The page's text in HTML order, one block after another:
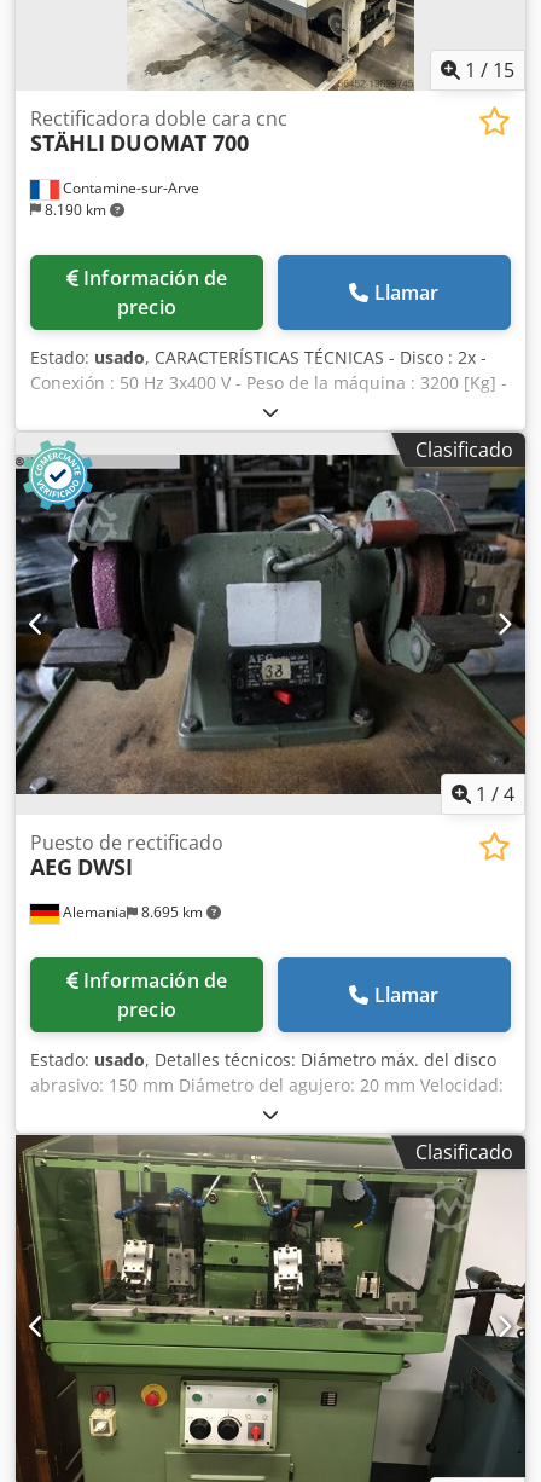
1 / 15
Contamine-sur-Arve
8.190 km
Rectificadora doble cara cnc
STÄHLI DUOMAT 700
Información de
precio
Llamar
Estado: usado, CARACTERÍSTICAS TÉCNICAS - Disco : 2x -
Conexión : 50 Hz 3x400 V - Peso de la máquina : 3200 [Kg] -
Horas en tensión : 99 287 [h] - Diametro de la muela : 700
[mm] - Altura de la muela : 200 [mm] - Altura máxima de la
pieza a mecanizar : 100 [mm] EQUIPAMIENTO - Aspiración
: 1 - Recipiente de riego : 1 - Grupo hidralico : 1 - Utillaje : 1
- Chapa de retención : 1 Dodpow Ulnbofx Aqpjkr
Clasificado
1 /4
Alemania 8.695 km
Puesto de rectificado
AEG DWSI
Información de
precio
Llamar
Estado: usado, Detalles técnicos: Diámetro máx. del disco
abrasivo: 150 mm Diámetro del agujero: 20 mm Velocidad:
3000 rpm Número de estaciones: 2 piezas Potencia total
necesaria: 250 vatios Peso: 30 kg Espacio necesario aprox.:
L:0,56xAn:0,46xAl:1,15 m Datos técnicos: Djdpeu Ngtnofx
Aqpskr - Motor AEG 150/250A-50Hz, 220/380V, enchufe de
conexión CEE 16 equipamiento: - con bajo encimera *
Clasificado